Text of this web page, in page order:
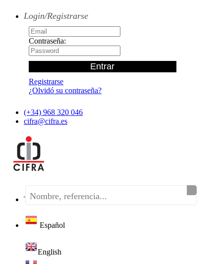
Login/Registrarse
Contraseña:
Registrarse
¿Olvidó su contraseña?
(+34) 968 320 046
cifra@cifra.es
Teléfono:(+34) 968 320 046
Español
English